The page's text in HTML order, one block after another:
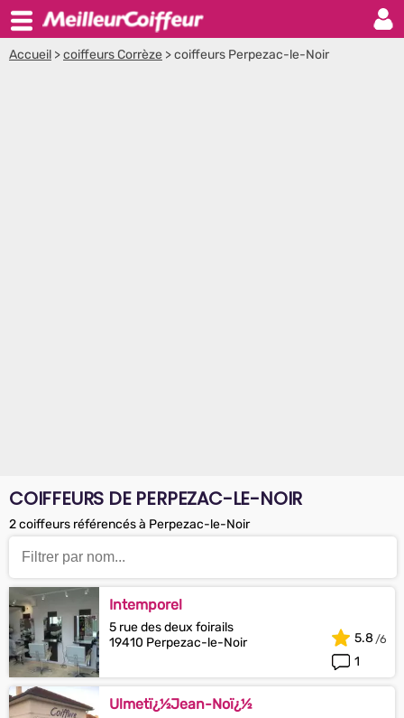
Accueil >coiffeurs Corrèze >coiffeurs Perpezac-le-Noir
COIFFEURS DE PERPEZAC-LE-NOIR
2 coiffeurs référencés à Perpezac-le-Noir
Intemporel
5 rue des deux foirails
19410 Perpezac-le-Noir
1
5.8
Ulmetï¿½Jean-Noï¿½